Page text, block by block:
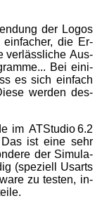
der Lo­gos
ver­läss­li­che Aus­
Bei ei­ni­
es sich ein­fach
wer­den des­
im ATStudio 6.2
ist ei­ne sehr
der Si­mu­la­
(spe­zi­ell Usarts
zu tes­ten, in­